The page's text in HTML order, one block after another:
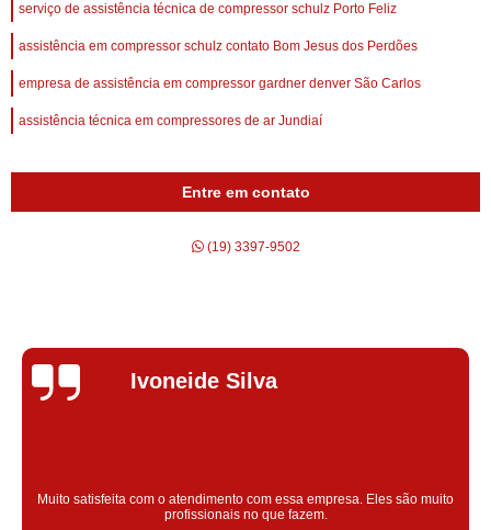
serviço de assistência técnica de compressor schulz Porto Feliz
assistência em compressor schulz contato Bom Jesus dos Perdões
empresa de assistência em compressor gardner denver São Carlos
assistência técnica em compressores de ar Jundiaí
Entre em contato
(19) 3397-9502
Silvana Alves
Super satisfeita com o serviço prestado, atendimento muito bom!
colaoradores educado e transparente, destaque para o colaborador
Claudinei excelente profissional!